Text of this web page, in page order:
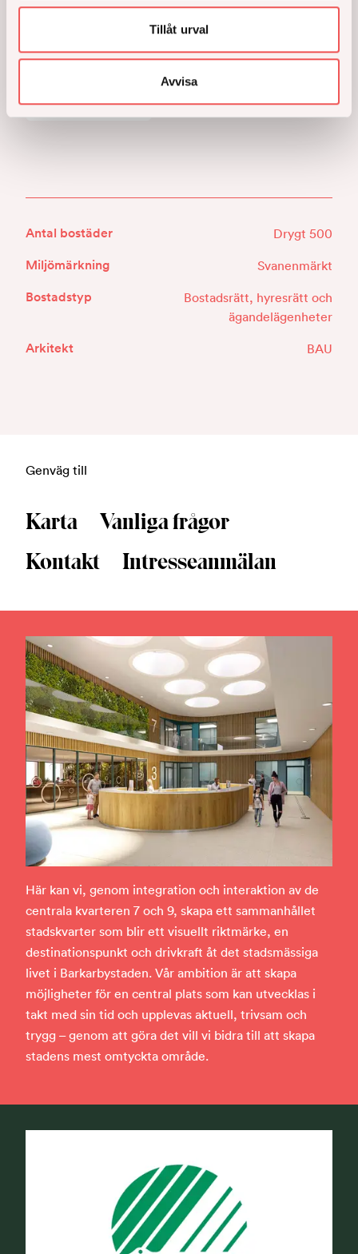
Tillåt urval
Avvisa
med entréhallen till tunnelbanan gör det dessutom
till ett lättillgängligt och centralt nav i stadslivet.
Antal bostäder Drygt 500
Miljömärkning Svanenmärkt
Bostadstyp
Bostadsrätt, hyresrätt och
ägandelägenheter
Arkitekt BAU
Genväg till
Karta
Vanliga frågor
Kontakt
Intresseanmälan
Här kan vi, genom integration och interaktion av de
centrala kvarteren 7 och 9, skapa ett sammanhållet
stadskvarter som blir ett visuellt riktmärke, en
destinationspunkt och drivkraft åt det stadsmässiga
livet i Barkarbystaden. Vår ambition är att skapa
möjligheter för en central plats som kan utvecklas i
takt med sin tid och upplevas aktuell, trivsam och
trygg – genom att göra det vill vi bidra till att skapa
stadens mest omtyckta område.